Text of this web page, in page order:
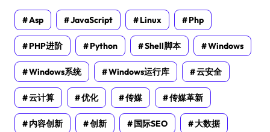
Asp JavaScript Linux Php
PHP进阶 Python Shell脚本 Windows
Windows系统 Windows运行库 云安全
云计算 优化 传媒 传媒革新
内容创新 创新 国际SEO 大数据